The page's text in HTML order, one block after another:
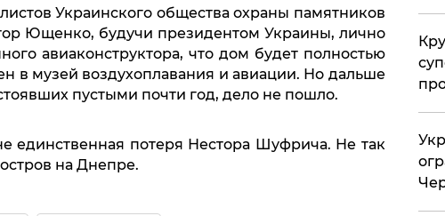
Украинского общества охраны памятников
Ющенко, будучи президентом Украины, лично
авиаконструктора, что дом будет полностью
в музей воздухоплавания и авиации. Но дальше
пустыми почти год, дело не пошло.
единственная потеря Нестора Шуфрича. Не так
на Днепре.